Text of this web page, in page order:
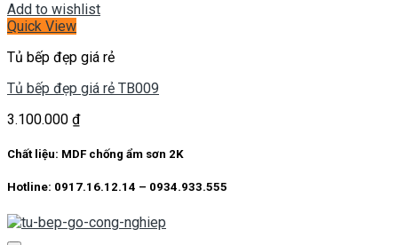
Add to wishlist
Quick View
Tủ bếp đẹp giá rẻ
Tủ bếp đẹp giá rẻ TB009
3.100.000 ₫
Chất liệu: MDF chống ẩm sơn 2K
Hotline: 0917.16.12.14 – 0934.933.555